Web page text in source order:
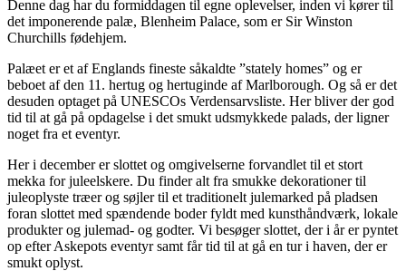
Denne dag har du formiddagen til egne oplevelser, inden vi kører til
det imponerende palæ, Blenheim Palace, som er Sir Winston
Churchills fødehjem.
Palæet er et af Englands fineste såkaldte ”stately homes” og er
beboet af den 11. hertug og hertuginde af Marlborough. Og så er det
desuden optaget på UNESCOs Verdensarvsliste. Her bliver der god
tid til at gå på opdagelse i det smukt udsmykkede palads, der ligner
noget fra et eventyr.
Her i december er slottet og omgivelserne forvandlet til et stort
mekka for juleelskere. Du finder alt fra smukke dekorationer til
juleoplyste træer og søjler til et traditionelt julemarked på pladsen
foran slottet med spændende boder fyldt med kunsthåndværk, lokale
produkter og julemad- og godter. Vi besøger slottet, der i år er pyntet
op efter Askepots eventyr samt får tid til at gå en tur i haven, der er
smukt oplyst.